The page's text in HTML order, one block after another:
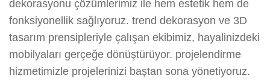
dekorasyonu çözümlerimiz ile hem estetik hem de
fonksiyonellik sağlıyoruz. trend dekorasyon ve 3D
tasarım prensipleriyle çalışan ekibimiz, hayalinizdeki
mobilyaları gerçeğe dönüştürüyor. projelendirme
hizmetimizle projelerinizi baştan sona yönetiyoruz.